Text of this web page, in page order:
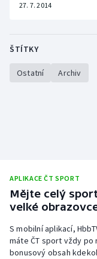
27. 7. 2014
ŠTÍTKY
Ostatní Archiv
APLIKACE ČT SPORT
Mějte celý
velké
S mobilní aplikací,
máte ČT sport vždy po
bonusový obsah